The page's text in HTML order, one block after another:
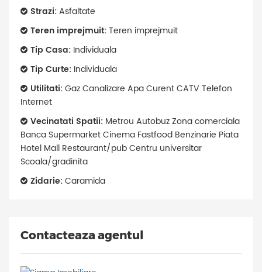
Strazi:Asfaltate
Teren imprejmuit:Teren imprejmuit
Tip Casa: Individuala
Tip Curte: Individuala
Utilitati:Gaz Canalizare Apa Curent CATV Telefon
Internet
Vecinatati Spatii: Metrou Autobuz Zona comerciala
Banca Supermarket Cinema Fastfood Benzinarie Piata
Hotel Mall Restaurant/pub Centru universitar
Scoala/gradinita
Zidarie:Caramida
Contacteaza agentul